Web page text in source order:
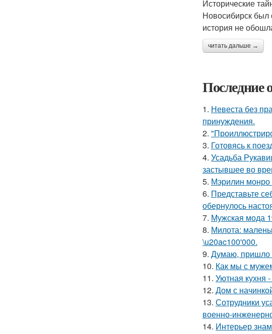
Исторические
Новосибирск был
история не
читать дальше →
Последние
1. Невеста без
принуждения.
2.
3. Готовясь к
4. Усадьба
застывшее во
5. Мэрилин монро
6. Представьте
обернулось
7. Мужская мода
8. Милота:
\u20ac100'000.
9. Думаю, пришло
10. Как мы с
11. Уютная кухня
12. Дом с
13. Сотрудники
военно-
14. Интерьер